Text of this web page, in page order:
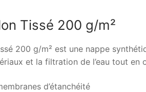
Tissé 200 g/m²
200 g/m² est une nappe
et la filtration de l’eau tout
d’étanchéité